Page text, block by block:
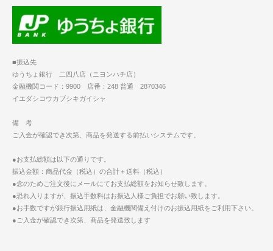
■振込先
ゆうちょ銀行 二四八店（ニヨンハチ店）
金融機関コード：9900 店番：248 普通 2870346
イエダシコウカブシキガイシャ
備 考
ご入金が確認でき次第、商品を発送する前払いシステムです。
●お支払総額は以下の通りです。
振込金額：商品代金（税込）の合計＋送料（税込）
●念のためご注文後にメールにてお支払総額をお知らせ致します。
●恐れ入りますが、振込手数料はお振込人様ご負担でお願い致します。
●お手数ですが銀行振込用紙は、金融機関備え付けのお振込用紙をご利用下さい。
●ご入金が確認でき次第、商品を発送致します